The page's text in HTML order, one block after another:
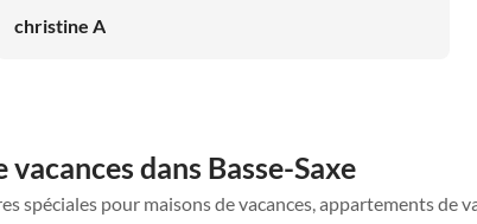
christine A
dans Basse-Saxe
pour maisons de vacances, appartements de